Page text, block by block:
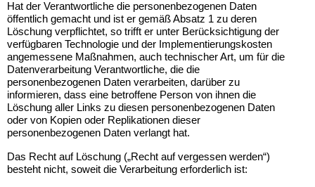
Hat der Verantwortliche die personenbezogenen Daten
öffentlich gemacht und ist er gemäß Absatz 1 zu deren
Löschung verpflichtet, so trifft er unter Berücksichtigung der
verfügbaren Technologie und der Implementierungskosten
angemessene Maßnahmen, auch technischer Art, um für die
Datenverarbeitung Verantwortliche, die die
personenbezogenen Daten verarbeiten, darüber zu
informieren, dass eine betroffene Person von ihnen die
Löschung aller Links zu diesen personenbezogenen Daten
oder von Kopien oder Replikationen dieser
personenbezogenen Daten verlangt hat.
Das Recht auf Löschung („Recht auf vergessen werden“)
besteht nicht, soweit die Verarbeitung erforderlich ist: